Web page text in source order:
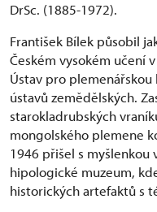
DrSc. (1885-1972).
František Bílek působil
Českém vysokém učení
Ústav pro
ústavů zemědělských.
starokladrubských
mongolského plemene
1946 přišel s myšlenkou
hipologické muzeum,
historických artefaktů s